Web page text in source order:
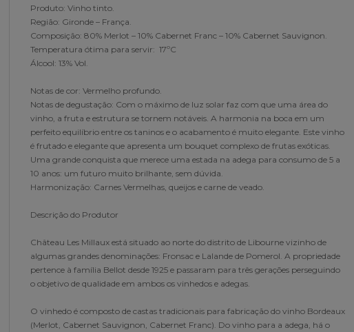
Produto: Vinho tinto.
Região: Gironde – França.
Composição: 80% Merlot – 10% Cabernet Franc – 10% Cabernet Sauvignon.
Temperatura ótima para servir: 17ºC
Álcool: 13% Vol.
Notas de cor: Vermelho profundo.
Notas de degustação: Com o máximo de luz solar faz com que uma área do
vinho, a fruta e estrutura se tornem notáveis. A harmonia na boca em um
perfeito equilíbrio entre os taninos e o acabamento é muito elegante. Este vinho
é frutado e elegante que apresenta um bouquet complexo de frutas exóticas.
Uma grande conquista que merece uma estada na adega para consumo de 5 a
10 anos: um futuro muito brilhante, sem dúvida.
Harmonização: Carnes Vermelhas, queijos e carne de veado.
Descrição do Produtor
Château Les Millaux está situado ao norte do distrito de Libourne vizinho de
algumas grandes denominações: Fronsac e Lalande de Pomerol. A propriedade
pertence à família Bellot desde 1925 e passaram para três gerações perseguindo
o objetivo de qualidade em ambos os vinhedos e adegas.
O vinhedo é composto de castas tradicionais para fabricação do vinho Bordeaux
(Merlot, Cabernet Sauvignon, Cabernet Franc). Do vinho para a adega, há o